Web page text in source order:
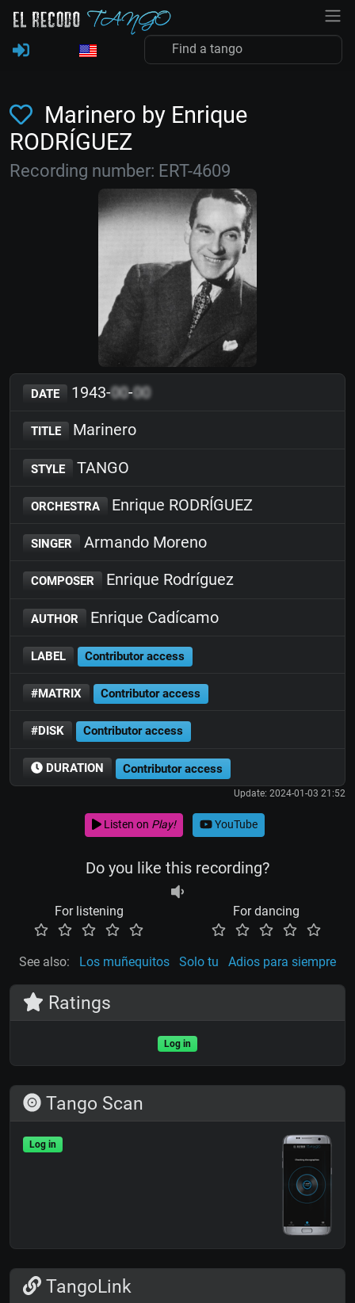
Marinero by Enrique
RODRÍGUEZ
Recording number: ERT-4609
DATE 1943-00-00
TITLE Marinero
STYLE TANGO
ORCHESTRA Enrique RODRÍGUEZ
SINGER Armando Moreno
COMPOSER Enrique Rodríguez
AUTHOR Enrique Cadícamo
LABEL Contributor access
#MATRIX Contributor access
#DISK Contributor access
DURATION Contributor access
Update: 2024-01-03 21:52
Listen on Play! YouTube
Do you like this recording?
For listening For dancing
See also: Los muñequitos Solo tu Adios para siempre
Ratings
Log in
Tango Scan
Log in
TangoLink